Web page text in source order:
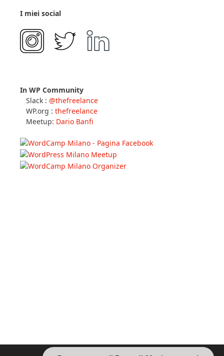
I miei social
In WP Community
Slack : @thefreelance
WP.org : thefreelance
Meetup: Dario Banfi